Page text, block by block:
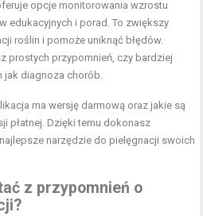
opcje monitorowania wzrostu
edukacyjnych i porad. To zwiększy
roślin i pomoże uniknąć błędów.
prostych przypomnień, czy bardziej
jak diagnoza chorób.
ma wersję darmową oraz jakie są
płatnej. Dzięki temu dokonasz
narzędzie do pielęgnacji swoich
z przypomnień o